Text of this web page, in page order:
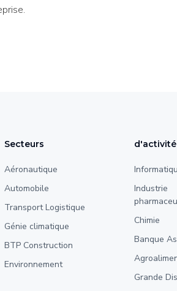
Secteurs
Aéronautique
Automobile
Transport Logistique
Génie climatique
BTP Construction
Environnement
d'activité
Industrie
Chimie
Banque
Grande